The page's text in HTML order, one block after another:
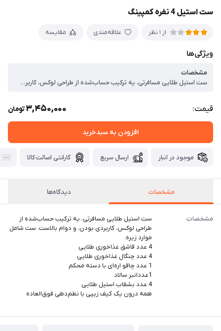
ست استیل 4 نفره کمپینگ
از 1 نظر علاقه‌مندی مقایسه
ویژگی‌ها
مشخصات
ست استیل طلایی مسافرتی، یه ترکیب حساب‌شده از طراحی لوکس، کاربردی بودن، و دوام بالاست. ست شامل موارد زیره: ، 4 عدد قاشق غذاخوری طلایی ، 4 عدد چنگال غذاخوری طلایی ، 1 عدد چاقو اره‌ای با دسته محکم ، 1عددانبر سالاد ، 4 عدد بشقاب استیل طلایی ، همه درون یک کیف زیپی با نظم‌دهی فوق‌العاده
قیمت: 3,450,000تومان
افزودن به سبدخرید
موجود در انبار ارسال سریع گارانتی اصالت کالا
مشخصات دیدگاه‌ها
مشخصات
ست استیل طلایی مسافرتی، یه ترکیب حساب‌شده از
طراحی لوکس، کاربردی بودن، و دوام بالاست. ست شامل
موارد زیره:
4 عدد قاشق غذاخوری طلایی
4 عدد چنگال غذاخوری طلایی
1 عدد چاقو اره‌ای با دسته محکم
1عددانبر سالاد
4 عدد بشقاب استیل طلایی
همه درون یک کیف زیپی با نظم‌دهی فوق‌العاده